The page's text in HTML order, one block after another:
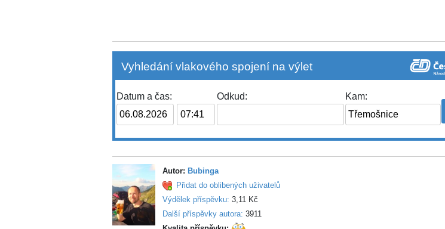
Vyhledání vlakového spojení na výlet
Datum a čas: Odkud: Kam:
Autor: Bubinga
Přidat do oblibených uživatelů
Výdělek příspěvku: 3,11 Kč
Další příspěvky autora: 3911